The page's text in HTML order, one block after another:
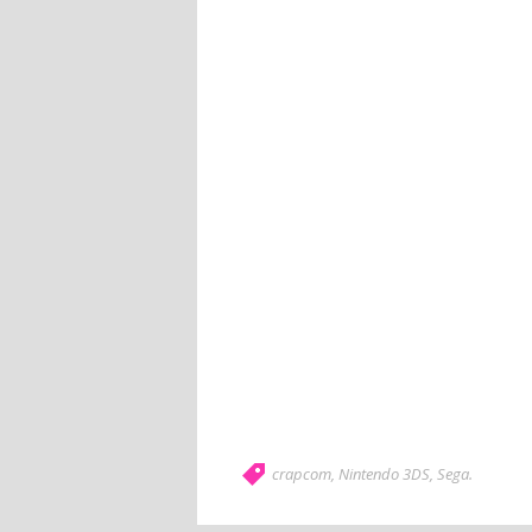
crapcom, Nintendo 3DS, Sega.